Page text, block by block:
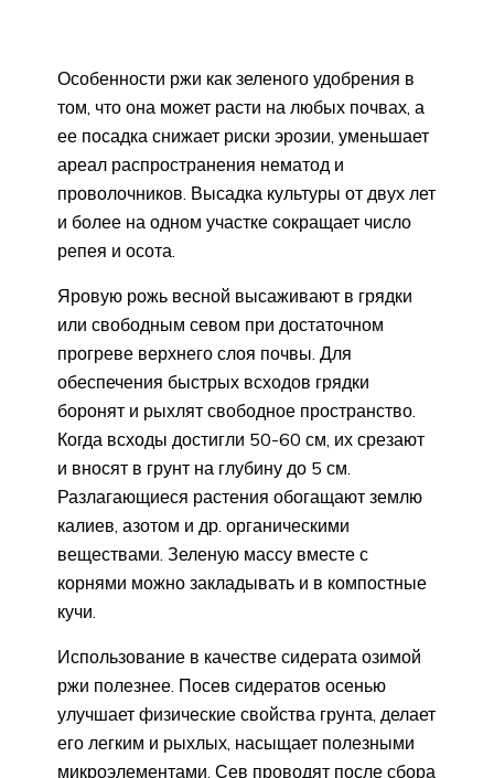
Особенности ржи как зеленого удобрения в
том, что она может расти на любых почвах, а
ее посадка снижает риски эрозии, уменьшает
ареал распространения нематод и
проволочников. Высадка культуры от двух лет
и более на одном участке сокращает число
репея и осота.
Яровую рожь весной высаживают в грядки
или свободным севом при достаточном
прогреве верхнего слоя почвы. Для
обеспечения быстрых всходов грядки
боронят и рыхлят свободное пространство.
Когда всходы достигли 50-60 см, их срезают
и вносят в грунт на глубину до 5 см.
Разлагающиеся растения обогащают землю
калиев, азотом и др. органическими
веществами. Зеленую массу вместе с
корнями можно закладывать и в компостные
кучи.
Использование в качестве сидерата озимой
ржи полезнее. Посев сидератов осенью
улучшает физические свойства грунта, делает
его легким и рыхлых, насыщает полезными
микроэлементами. Сев проводят после сбора